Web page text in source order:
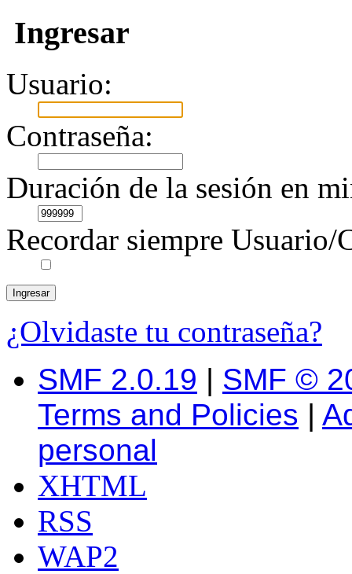
Ingresar
Usuario:
Contraseña:
Duración de la sesión en
Recordar siempre Usuario/
¿Olvidaste tu contraseña?
SMF 2.0.19 | SMF ©
Terms and Policies |
personal
XHTML
RSS
WAP2